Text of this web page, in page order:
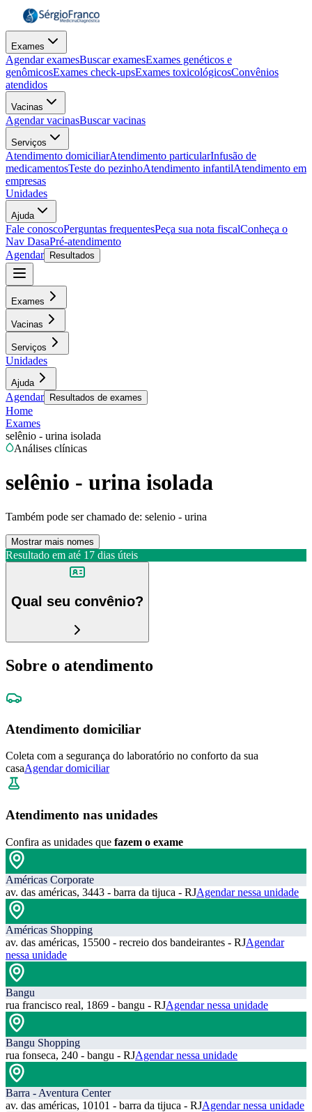
Exames
Agendar examesBuscar examesExames genéticos e
genômicosExames check-upsExames toxicológicosConvênios
atendidos
Vacinas
Agendar vacinasBuscar vacinas
Serviços
Atendimento domiciliarAtendimento particularInfusão de
medicamentosTeste do pezinhoAtendimento infantilAtendimento em
empresas
Unidades
Ajuda
Fale conoscoPerguntas frequentesPeça sua nota fiscalConheça o
Nav DasaPré-atendimento
Agendar
Resultados
Exames
Vacinas
Serviços
Unidades
Ajuda
Agendar Resultados de exames
Home
Exames
selênio - urina isolada
Análises clínicas
selênio - urina isolada
Também pode ser chamado de: selenio - urina
Mostrar mais nomes
Resultado em até 17 dias úteis
Qual seu convênio?
Sobre o atendimento
Atendimento domiciliar
Coleta com a segurança do laboratório no conforto da sua
casaAgendar domiciliar
Atendimento nas unidades
Confira as unidades que fazem o exame
Américas Corporate
av. das américas, 3443 - barra da tijuca - RJAgendar nessa unidade
Américas Shopping
av. das américas, 15500 - recreio dos bandeirantes - RJAgendar
nessa unidade
Bangu
rua francisco real, 1869 - bangu - RJAgendar nessa unidade
Bangu Shopping
rua fonseca, 240 - bangu - RJAgendar nessa unidade
Barra - Aventura Center
av. das américas, 10101 - barra da tijuca - RJAgendar nessa unidade